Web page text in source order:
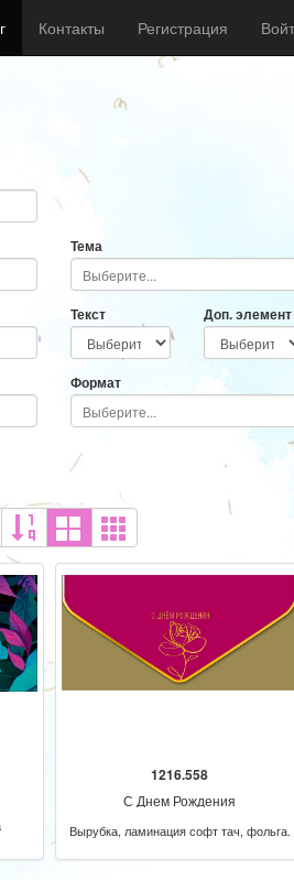
Контакты Регистрация
Тема
Текст Доп. элемент
Формат
1216.558
С Днем Рождения
Вырубка, ламинация софт тач, фольга.